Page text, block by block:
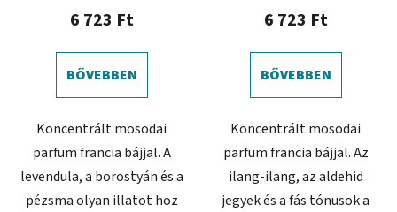
6 723 Ft
BŐVEBBEN
Koncentrált mosodai
parfüm francia bájjal. A
levendula, a borostyán és a
pézsma olyan illatot hoz
átlagos
5-
ből
csillag.
6 723 Ft
BŐVEBBEN
Koncentrált mosodai
parfüm francia bájjal. Az
ilang-ilang, az aldehid
jegyek és a fás tónusok a